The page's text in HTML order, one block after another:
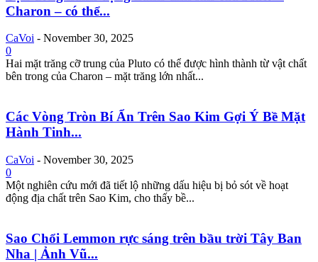
Charon – có thể...
CaVoi - November 30, 2025
0
Hai mặt trăng cỡ trung của Pluto có thể được hình thành từ vật chất
bên trong của Charon – mặt trăng lớn nhất...
Các Vòng Tròn Bí Ẩn Trên Sao Kim Gợi Ý Bề Mặt
Hành Tinh...
CaVoi - November 30, 2025
0
Một nghiên cứu mới đã tiết lộ những dấu hiệu bị bỏ sót về hoạt
động địa chất trên Sao Kim, cho thấy bề...
Sao Chổi Lemmon rực sáng trên bầu trời Tây Ban
Nha | Ảnh Vũ...